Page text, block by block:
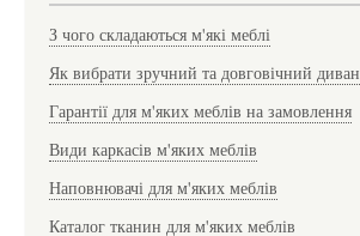
З чого складаються м'які меблі
Як вибрати зручний та довговічний диван
Гарантії для м'яких меблів на замовлення
Види каркасів м'яких меблів
Наповнювачі для м'яких меблів
Каталог тканин для м'яких меблів